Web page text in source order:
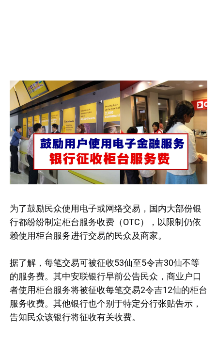
为了鼓励民众使用电子或网络交易，国内大部份银
行都纷纷制定柜台服务收费（OTC），以限制仍依
赖使用柜台服务进行交易的民众及商家。
据了解，每笔交易可被征收53仙至5令吉30仙不等
的服务费。其中安联银行早前公告民众，商业户口
者使用柜台服务将被征收每笔交易2令吉12仙的柜台
服务收费。其他银行也个别于特定分行张贴告示，
告知民众该银行将征收有关收费。